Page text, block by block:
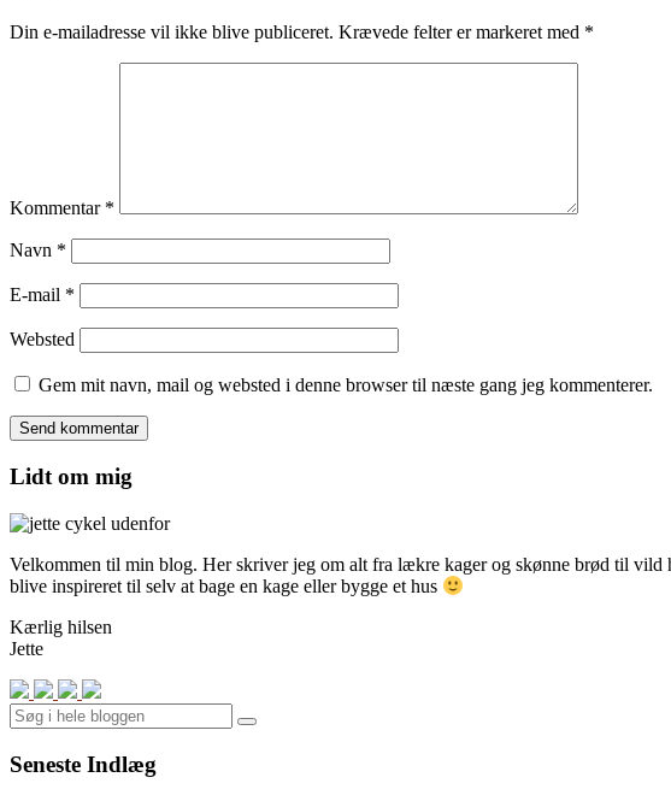
Din e-mailadresse vil ikke blive publiceret. Krævede felter er markeret med *
Kommentar *
Navn *
E-mail *
Websted
Gem mit navn, mail og websted i denne browser til næste gang jeg kommenterer.
Lidt om mig
Velkommen til min blog. Her skriver jeg om alt fra lækre kager og skønne brød til
blive inspireret til selv at bage en kage eller bygge et hus
Kærlig hilsen
Jette
Search
Seneste Indlæg